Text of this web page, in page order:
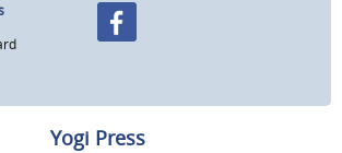
Yogi Press